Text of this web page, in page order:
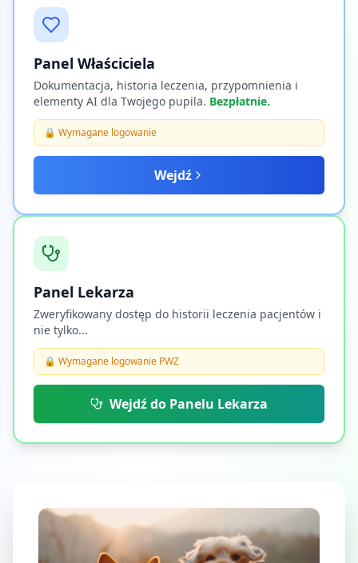
Panel Właściciela
Dokumentacja, historia leczenia, przypomnienia i
elementy AI dla Twojego pupila. Bezpłatnie.
🔒 Wymagane logowanie
Wejdź
Panel Lekarza
Zweryfikowany dostęp do historii leczenia pacjentów i
nie tylko...
🔒 Wymagane logowanie PWZ
Wejdź do Panelu Lekarza